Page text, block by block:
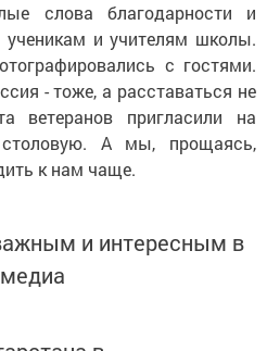
слова благодарности и
и учителям школы.
с гостями.
- тоже, а расставаться не
ветеранов пригласили на
А мы, прощаясь,
к нам чаще.
и интересным в